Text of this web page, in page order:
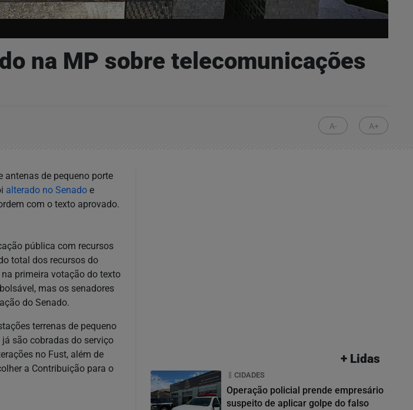
na MP sobre telecomunicações
A- A+
antenas de pequeno porte
alterado no Senado e
com o texto aprovado.
pública com recursos
total dos recursos do
primeira votação do texto
mas os senadores
do Senado.
terrenas de pequeno
são cobradas do serviço
no Fust, além de
a Contribuição para o
+ Lidas
CIDADES
Operação policial prende empresário
suspeito de aplicar golpe do falso